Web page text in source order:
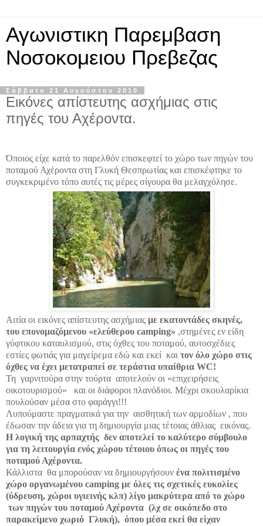
Αγωνιστικη Παρεμβαση
Νοσοκομειου Πρεβεζας
Σάββατο 21 Αυγούστου 2010
Εικόνες απίστευτης ασχήμιας στις
πηγές του Αχέροντα.
Όποιος είχε κατά το παρελθόν επισκεφτεί το χώρο των πηγών του
ποταμού Αχέροντα στη Γλυκή Θεσπρωτίας και επισκέφτηκε το
συγκεκριμένο τόπο αυτές τις μέρες σίγουρα θα μελαγχόλησε.
Αιτία οι εικόνες απίστευτης ασχήμιας με εκατοντάδες σκηνές,
του επονομαζόμενου «ελεύθερου camping» ,στημένες εν είδη
γύφτικου καταυλισμού, στις όχθες του ποταμού, αυτοσχέδιες
εστίες φωτιάς για μαγείρεμα εδώ και εκεί και τον όλο χώρο στις
όχθες να έχει μετατραπεί σε τεράστια υπαίθρια WC!
Τη γαρνιτούρα στην τούρτα αποτελούν οι «επιχειρήσεις
οικοτουρισμού» και οι διάφοροι πλανόδιοι. Μέχρι σκουλαρίκια
πουλούσαν μέσα στο φαράγγι!!!
Λυπούμαστε πραγματικά για την αισθητική των αρμοδίων , που
έδωσαν την άδεια για τη δημιουργία μιας τέτοιας άθλιας εικόνας.
Η λογική της αρπαχτής δεν αποτελεί το καλύτερο σύμβουλο
για τη λειτουργία ενός χώρου τέτοιου όπως οι πηγές του
ποταμού Αχέροντα.
Κάλλιστα θα μπορούσαν να δημιουργήσουν ένα πολιτισμένο
χώρο οργανωμένου camping με όλες τις σχετικές ευκολίες
(ύδρευση, χώροι υγιεινής κλπ) λίγο μακρύτερα από το χώρο
των πηγών του ποταμού Αχέροντα (λχ σε οικόπεδο στο
παρακείμενο χωριό Γλυκή), όπου μέσα εκεί θα είχαν